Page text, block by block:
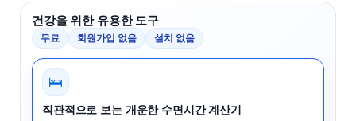
건강을 위한 유용한 도구
무료 회원가입 없음 설치 없음
🛌
직관적으로 보는 개운한 수면시간 계산기